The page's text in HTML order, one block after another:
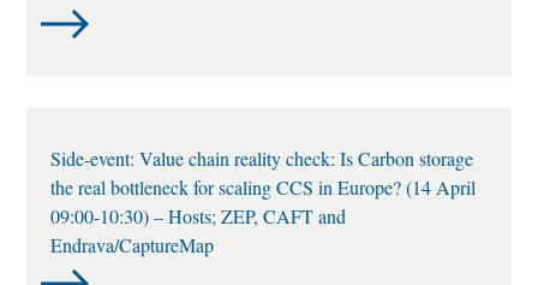
Side-event: Value chain reality check: Is Carbon storage
the real bottleneck for scaling CCS in Europe? (14 April
09:00-10:30) – Hosts; ZEP, CAFT and
Endrava/CaptureMap